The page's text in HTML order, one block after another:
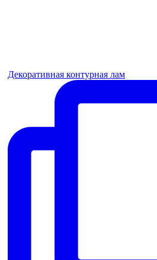
Декоративная контурная лам